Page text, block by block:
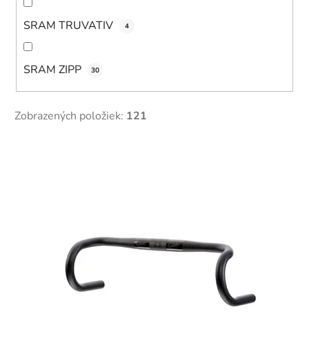
SRAM TRUVATIV 4
SRAM ZIPP 30
Zobrazených položiek: 121